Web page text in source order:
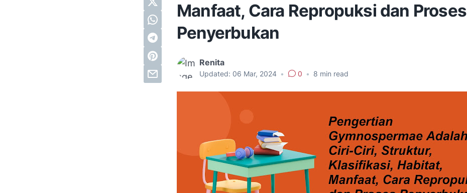
Manfaat, Cara Repropuksi dan Proses
Penyerbukan
Renita
Updated: 06 Mar, 2024 • 0 • 8 min read